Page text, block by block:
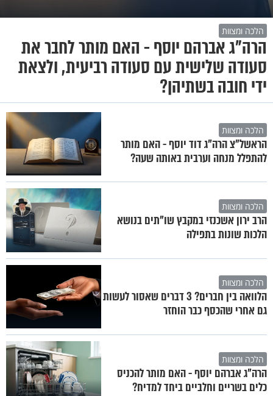
הלכה ומצוות
הרה"ג אברהם יוסף - האם מותר לחבר את
סעודה שלישית עם סעודה רביעית, ולצאת
ידי חובה בשתיהן?
הלכה ומצוות
הראשל"צ הרה"ג דוד יוסף - האם מותר
להתפלל מנחה וערבית באותה שעה?
הלכה ומצוות
הרב ירון אשכנזי במקבץ שו"תים בנושא
הלכות שונות בתפילה
הלכה ומצוות
הלוואה בין חברים? 3 דברים שאסור לעשות
גם אחרי שהכסף כבר הוחזר
הלכה ומצוות
הרה"ג אברהם יוסף - האם מותר להכניס
כלים בשריים וחלביים ביחד למדיח?